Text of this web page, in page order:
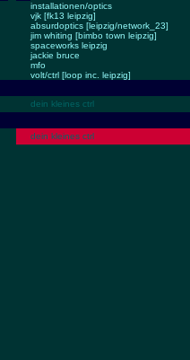
installationen/optics
vjk [fk13 leipzig]
absurdoptics [leipzig/network_23]
jim whiting [bimbo town leipzig]
spaceworks leipzig
jackie bruce
mfo
volt/ctrl [loop inc. leipzig]
dein kleines ctrl
dein kleines ctrl